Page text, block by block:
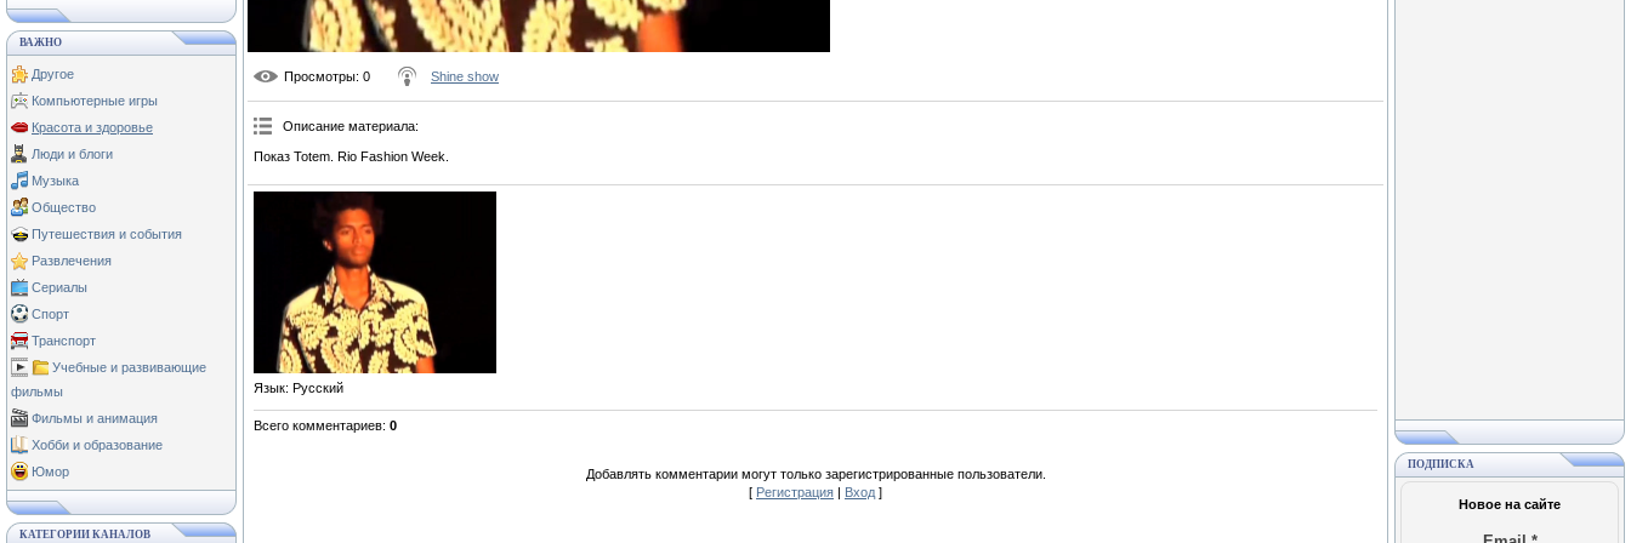
ВАЖНО
Другое
Компьютерные игры
Красота и здоровье
Люди и блоги
Музыка
Общество
Путешествия и события
Развлечения
Сериалы
Спорт
Транспорт
Учебные и развивающие
фильмы
Фильмы и анимация
Хобби и образование
Юмор
КАТЕГОРИИ КАНАЛОВ
Просмотры: 0 Shine show
Описание материала:
Показ Totem. Rio Fashion Week.
Язык: Русский
Всего комментариев: 0
Добавлять комментарии могут только зарегистрированные пользователи.
[ Регистрация | Вход ]
ПОДПИСКА
Новое на сайте